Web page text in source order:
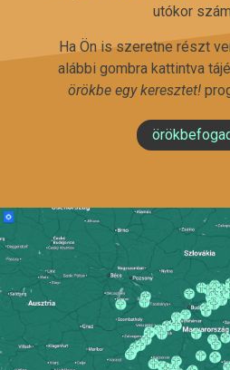
utókor
Ha Ön is szeretne részt
alábbi gombra kattintva
örökbe egy keresztet!